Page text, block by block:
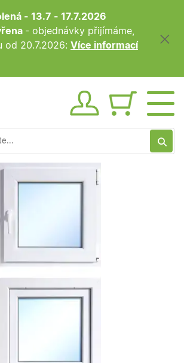
- 13.7 - 17.7.2026
- objednávky přijímáme,
od 20.7.2026: Více informací
Obsah